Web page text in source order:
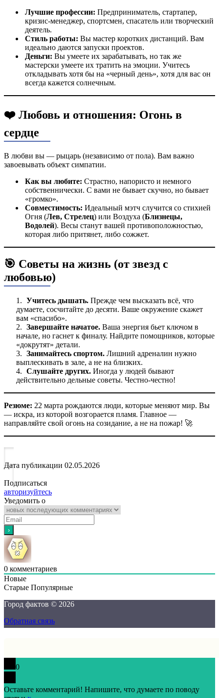
Лучшие профессии: Предприниматель, стартапер,
кризис-менеджер, спортсмен, спасатель или творческий
деятель.
Стиль работы: Вы мастер коротких дистанций. Вам
идеально даются запуски проектов.
Деньги: Вы умеете их зарабатывать, но так же
мастерски умеете их тратить на эмоции. Учитесь
откладывать хотя бы на «черный день», хотя для вас он
всегда кажется солнечным.
❤️ Любовь и отношения: Огонь в
сердце
В любви вы — рыцарь (независимо от пола). Вам важно
завоевывать объект симпатии.
Как вы любите: Страстно, напористо и немного
собственнически. С вами не бывает скучно, но бывает
«громко».
Совместимость: Идеальный мэтч случится со стихией
Огня (Лев, Стрелец) или Воздуха (Близнецы,
Водолей). Весы станут вашей противоположностью,
которая либо притянет, либо сожжет.
🎯 Советы на жизнь (от звезд с
любовью)
Учитесь дышать. Прежде чем высказать всё, что
думаете, сосчитайте до десяти. Ваше окружение скажет
вам «спасибо».
Завершайте начатое. Ваша энергия бьет ключом в
начале, но гаснет к финалу. Найдите помощников, которые
«докрутят» детали.
Занимайтесь спортом. Лишний адреналин нужно
выплескивать в зале, а не на близких.
Слушайте других. Иногда у людей бывают
действительно дельные советы. Честно-честно!
Резюме: 22 марта рождаются люди, которые меняют мир. Вы
— искра, из которой возгорается пламя. Главное —
направляйте свой огонь на созидание, а не на пожар! 🚀
Дата публикации 02.05.2026
Подписаться
авторизуйтесь
Уведомить о
0 комментариев
Новые
Старые Популярные
Город фактов © 2026
Обратная связь
0
Оставьте комментарий! Напишите, что думаете по поводу